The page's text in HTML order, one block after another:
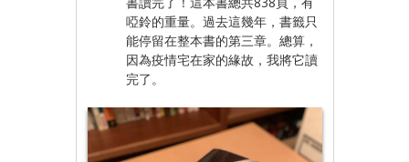
啞鈴的重量。過去這幾年，書籤只
能停留在整本書的第三章。總算，
因為疫情宅在家的緣故，我將它讀
完了。